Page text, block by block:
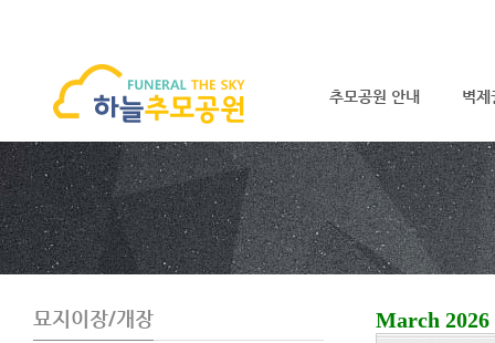
추모공원 안내 벽제
S
u
b
P
o
t묘지이장/개장 March 2026